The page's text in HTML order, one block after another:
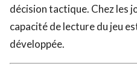
décision tactique. Chez les
capacité de lecture du jeu
développée.